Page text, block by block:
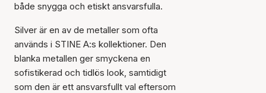
både snygga och etiskt ansvarsfulla.
Silver är en av de metaller som ofta
används i STINE A:s kollektioner. Den
blanka metallen ger smyckena en
sofistikerad och tidlös look, samtidigt
som den är ett ansvarsfullt val eftersom